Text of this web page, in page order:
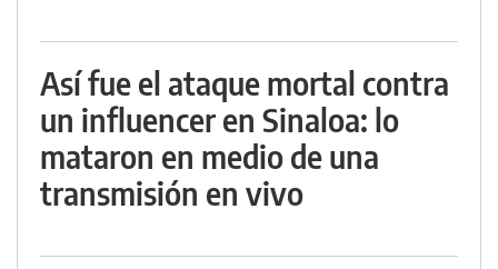
Así fue el ataque mortal contra
un influencer en Sinaloa: lo
mataron en medio de una
transmisión en vivo